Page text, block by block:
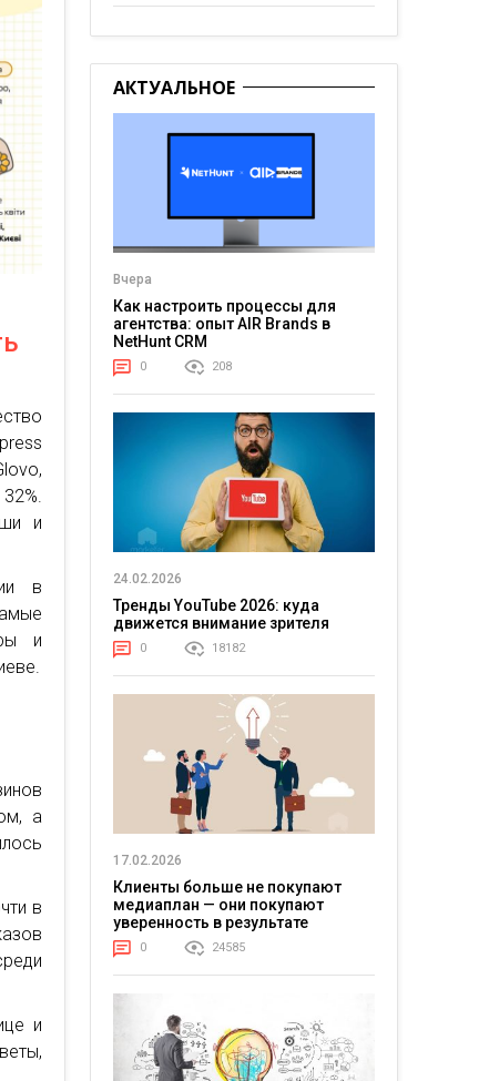
и
в
и
а
в
и
АКТУАЛЬНОЕ
Вчера
Как настроить процессы для
агентства: опыт AIR Brands в
NetHunt CRM
0 208
24.02.2026
Тренды YouTube 2026: куда
движется внимание зрителя
0 18182
17.02.2026
Клиенты больше не покупают
медиаплан — они покупают
уверенность в результате
0 24585